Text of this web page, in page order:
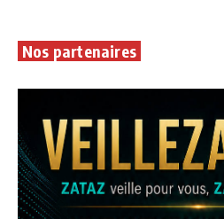
Nos partenaires